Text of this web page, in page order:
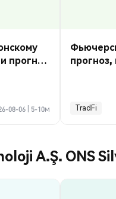
прогноз
08-06 5-10м TradFi
A.Ş. ONS